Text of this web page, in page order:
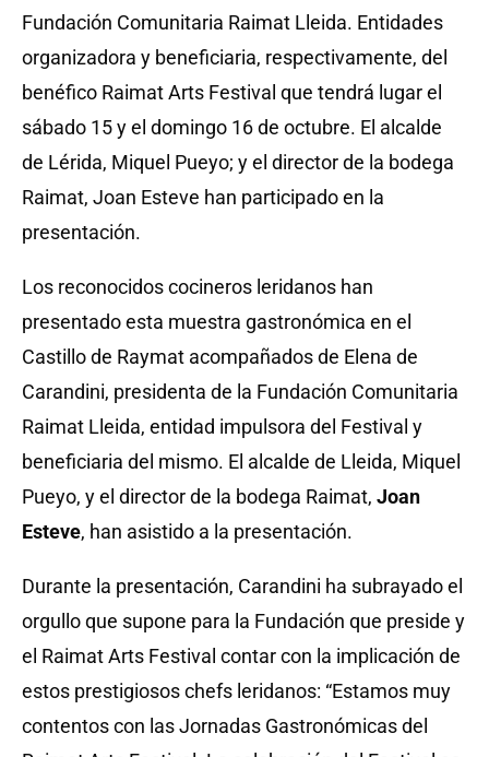
Fundación Comunitaria Raimat Lleida. Entidades
organizadora y beneficiaria, respectivamente, del
benéfico Raimat Arts Festival que tendrá lugar el
sábado 15 y el domingo 16 de octubre. El alcalde
de Lérida, Miquel Pueyo; y el director de la bodega
Raimat, Joan Esteve han participado en la
presentación.
Los reconocidos cocineros leridanos han
presentado esta muestra gastronómica en el
Castillo de Raymat acompañados de Elena de
Carandini, presidenta de la Fundación Comunitaria
Raimat Lleida, entidad impulsora del Festival y
beneficiaria del mismo. El alcalde de Lleida, Miquel
Pueyo, y el director de la bodega Raimat, Joan
Esteve, han asistido a la presentación.
Durante la presentación, Carandini ha subrayado el
orgullo que supone para la Fundación que preside y
el Raimat Arts Festival contar con la implicación de
estos prestigiosos chefs leridanos: “Estamos muy
contentos con las Jornadas Gastronómicas del